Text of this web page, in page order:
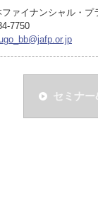
ファイナンシャル・
7750
セミナ